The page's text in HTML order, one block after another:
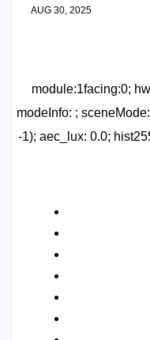
AUG 30, 2025
module:1facing:0;
modeInfo: ;
-1); aec_lux: 0.0;